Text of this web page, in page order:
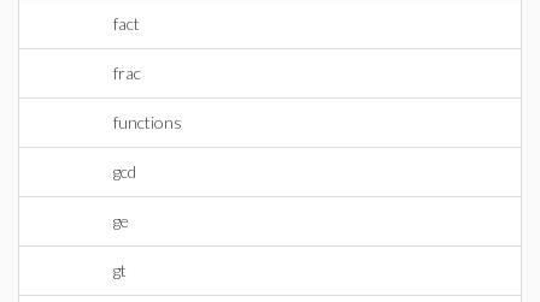
fact
frac
functions
gcd
ge
gt